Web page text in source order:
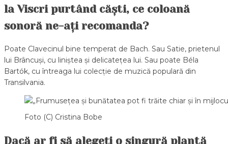
la Viscri purtând căști, ce coloană
sonoră ne-ați recomanda?
Poate Clavecinul bine temperat de Bach. Sau Satie, prietenul
lui Brâncuși, cu liniștea și delicatețea lui. Sau poate Béla
Bartók, cu întreaga lui colecție de muzică populară din
Transilvania.
Foto (C) Cristina Bobe
Dacă ar fi să alegeți o singură plantă